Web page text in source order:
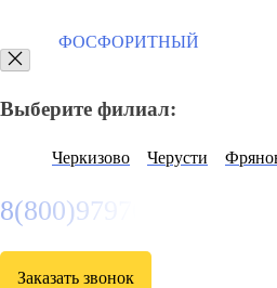
ФОСФОРИТНЫЙ
Выберите филиал:
Черкизово Черусти
8(800)9797043
Заказать звонок